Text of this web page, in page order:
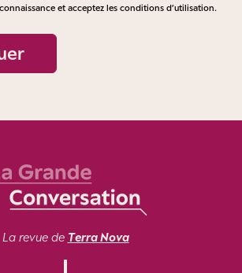
et acceptez les conditions d’utilisation.
La revue de Terra Nova